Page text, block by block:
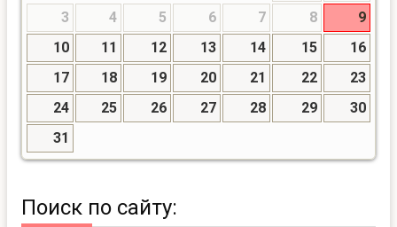
3
4 5 6 7 8
9
10
11 12 13 14 15
16
17
18 19 20 21 22
23
24
25 26 27 28 29
30
31
Поиск по сайту: